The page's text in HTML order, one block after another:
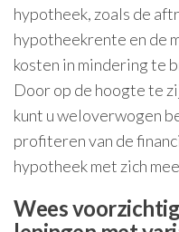
hypotheek, zoals de
hypotheekrente en de
kosten in mindering te
Door op de hoogte te
kunt u weloverwogen
profiteren van de
hypotheek met zich
Wees